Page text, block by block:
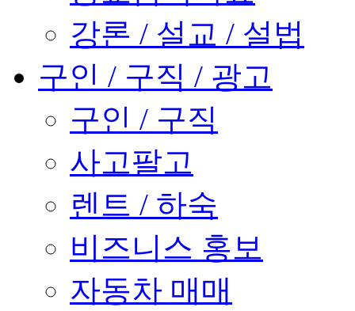
강론 / 설교 / 설법
구인 / 구직 / 광고
구인 / 구직
사고팔고
렌트 / 하숙
비즈니스 홍보
자동차 매매